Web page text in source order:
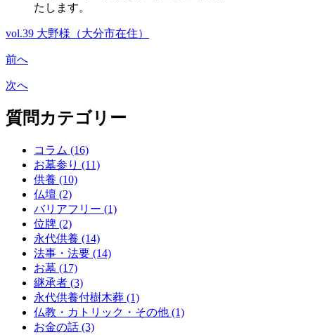
たします。
vol.39 大野様（大分市在住）
前へ
次へ
質問カテゴリー
コラム (16)
お墓参り (11)
供養 (10)
仏壇 (2)
バリアフリー (1)
位牌 (2)
永代供養 (14)
法事・法要 (14)
お墓 (17)
継承者 (3)
永代供養付樹木葬 (1)
仏教・カトリック・その他 (1)
お金の話 (3)